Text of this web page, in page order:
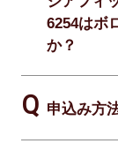
6254はボ
か？
申込み方